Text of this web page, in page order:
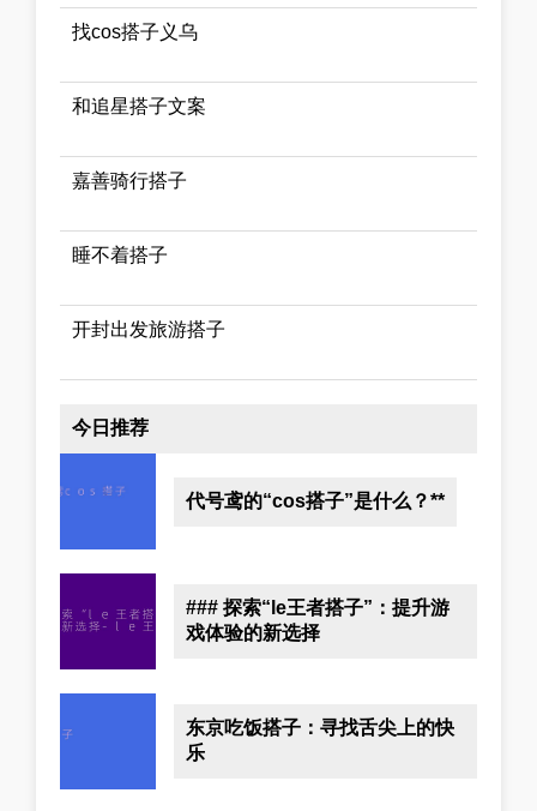
找cos搭子义乌
和追星搭子文案
嘉善骑行搭子
睡不着搭子
开封出发旅游搭子
今日推荐
代号鸢的“cos搭子”是什么？**
### 探索“le王者搭子”：提升游
戏体验的新选择
东京吃饭搭子：寻找舌尖上的快
乐